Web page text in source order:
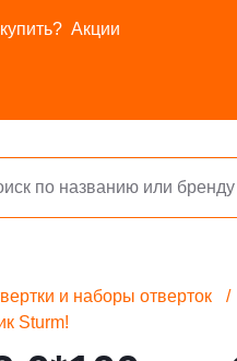
Акции
и наборы отверток
Sturm!